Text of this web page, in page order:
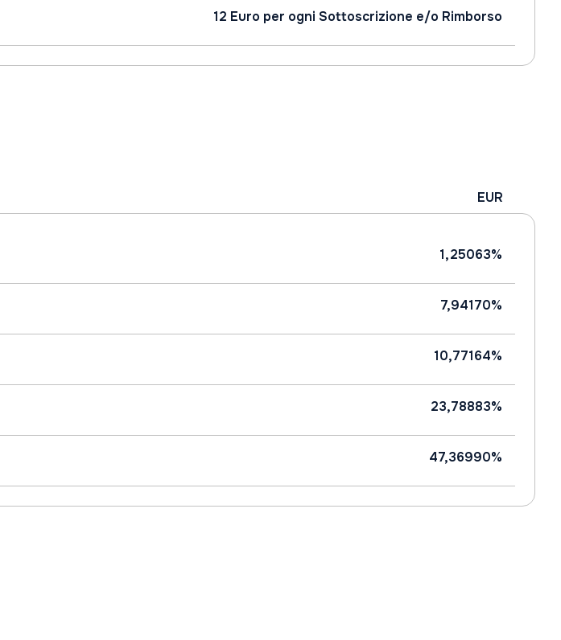
12 Euro per ogni Sottoscrizione e/o Rimborso
EUR
1,25063%
7,94170%
10,77164%
23,78883%
47,36990%